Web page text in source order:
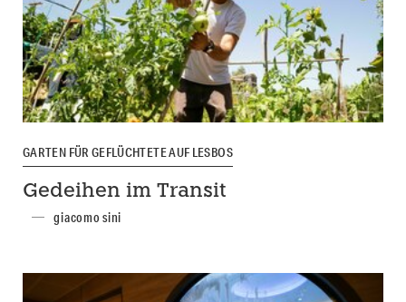
GARTEN FÜR GEFLÜCHTETE AUF LESBOS
Gedeihen im Transit
giacomo sini